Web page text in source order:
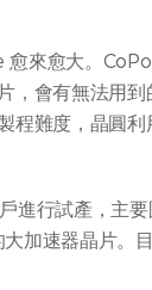
來愈大。
，會有無法用
程難度，晶圓
進行試產，主
加速器晶片。